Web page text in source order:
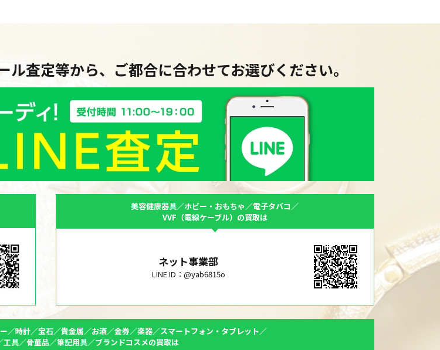
査定等から、ご都合に合わせてお選びください。
美容健康器具／ホビー・おもちゃ／電子タバコ／
VVF（電線ケーブル）の買取は
ネット事業部
LINE ID：@yab6815o
／時計／宝石／貴金属／お酒／金券／楽器／スマートフォン・タブレット／
工具／骨董品／筆記用具／ブランドコスメの買取は